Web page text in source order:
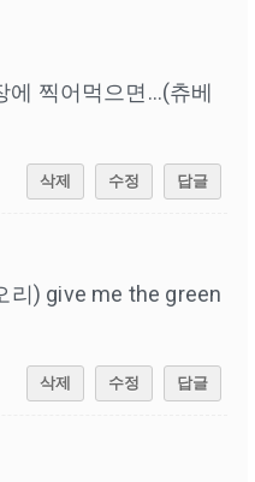
에 찍어먹으면...(츄베
삭제 수정 답글
리) give me the green
삭제 수정 답글